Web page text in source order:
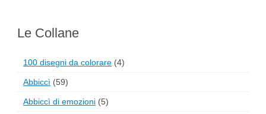
Le Collane
100 disegni da colorare (4)
Abbiccì (59)
Abbiccì di emozioni (5)